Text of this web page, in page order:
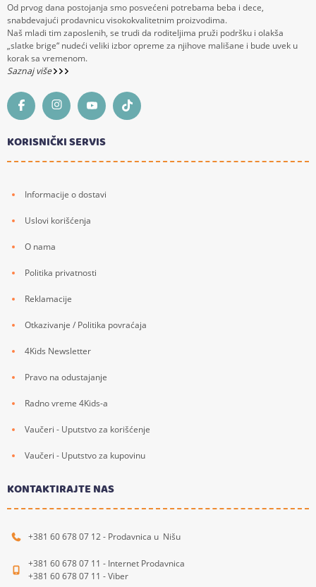
Od prvog dana postojanja smo posvećeni potrebama beba i dece,
snabdevajući prodavnicu visokokvalitetnim proizvodima.
Naš mladi tim zaposlenih, se trudi da roditeljima pruži podršku i olakša
„slatke brige“ nudeći veliki izbor opreme za njihove mališane i bude uvek u
korak sa vremenom.
Saznaj više
KORISNIČKI SERVIS
Informacije o dostavi
Uslovi korišćenja
O nama
Politika privatnosti
Reklamacije
Otkazivanje / Politika povraćaja
4Kids Newsletter
Pravo na odustajanje
Radno vreme 4Kids-a
Vaučeri - Uputstvo za korišćenje
Vaučeri - Uputstvo za kupovinu
KONTAKTIRAJTE NAS
+381 60 678 07 12 - Prodavnica u Nišu
+381 60 678 07 11 - Internet Prodavnica
+381 60 678 07 11 - Viber